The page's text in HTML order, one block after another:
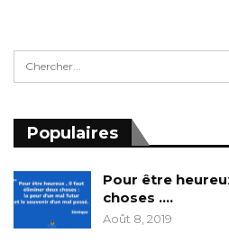
Populaires
Pour être
choses ….
Août 8, 2019